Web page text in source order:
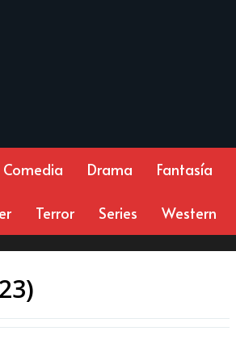
Comedia Drama Fantasía
Terror Series Western